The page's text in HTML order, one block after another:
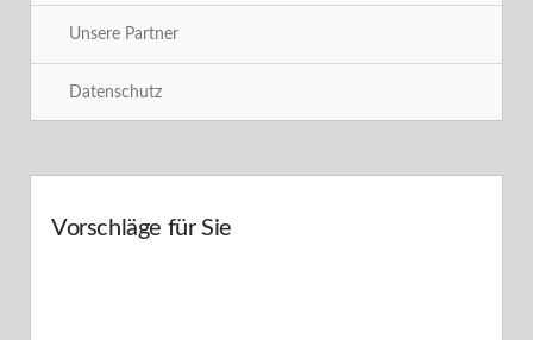
Unsere Partner
Datenschutz
Vorschläge für Sie